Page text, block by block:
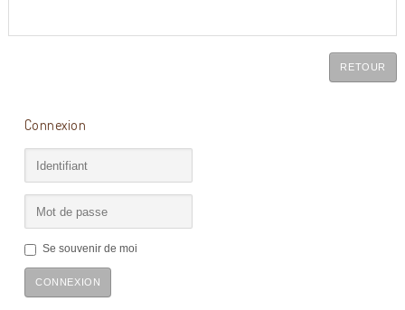
RETOUR
Connexion
Se souvenir de moi
CONNEXION